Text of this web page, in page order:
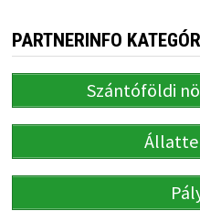
PARTNERINFO
Szántóföldi